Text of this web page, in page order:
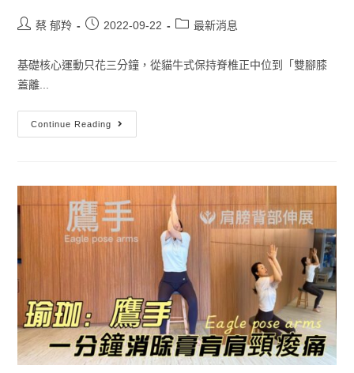
蔡 郁羚 2022-09-22 最新消息
基礎核心運動只花三分鐘，從貓牛式保持脊椎正中位到「雙腳膝
蓋離...
Continue Reading